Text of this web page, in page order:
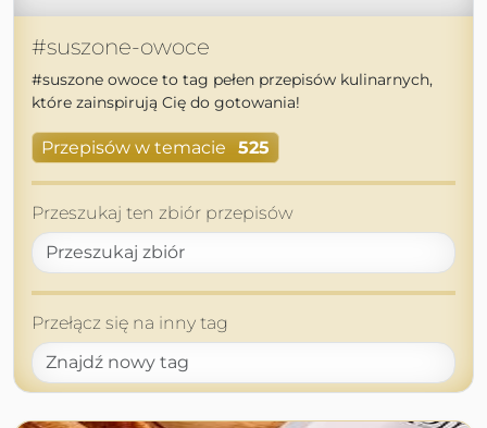
#suszone-owoce
#suszone owoce to tag pełen przepisów kulinarnych,
które zainspirują Cię do gotowania!
Przepisów w temacie 525
Przeszukaj ten zbiór przepisów
Przełącz się na inny tag